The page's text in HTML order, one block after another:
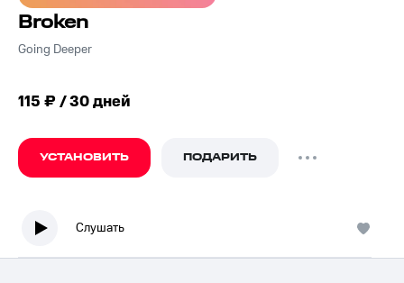
Broken
Going Deeper
115 ₽ / 30 дней
УСТАНОВИТЬ ПОДАРИТЬ
Слушать